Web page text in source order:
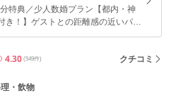
特典／少人数婚プラン【都内・神
き！】ゲストとの距離感の近いパー
おすすめ
4.30 (549件) クチコミ
・飲物